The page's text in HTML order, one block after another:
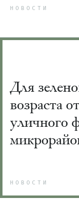
НОВОСТИ
Для
возраста
уличного
НОВОСТИ